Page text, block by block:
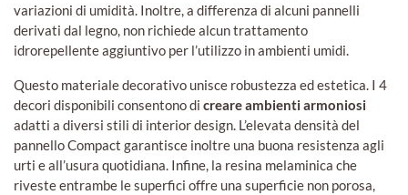
variazioni di umidità. Inoltre, a differenza di alcuni pannelli
derivati dal legno, non richiede alcun trattamento
idrorepellente aggiuntivo per l’utilizzo in ambienti umidi.
Questo materiale decorativo unisce robustezza ed estetica. I 4
decori disponibili consentono di creare ambienti armoniosi
adatti a diversi stili di interior design. L’elevata densità del
pannello Compact garantisce inoltre una buona resistenza agli
urti e all’usura quotidiana. Infine, la resina melaminica che
riveste entrambe le superfici offre una superficie non porosa,